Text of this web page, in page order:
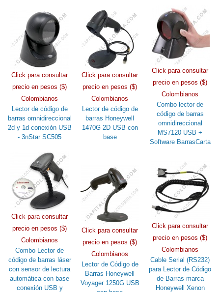
Click para consultar
precio en pesos ($)
Colombianos
Lector de código de
barras omnidireccional
2d y 1d conexión USB
- 3nStar SC505
Click para consultar
precio en pesos ($)
Colombianos
Lector de código de
barras Honeywell
1470G 2D USB con
base
Click para consultar
precio en pesos ($)
Colombianos
Combo lector de
código de barras
omnidireccional
MS7120 USB +
Software BarrasCarta
Click para consultar
precio en pesos ($)
Colombianos
Combo Lector de
código de barras láser
con sensor de lectura
automática con base
conexión USB y
Click para consultar
precio en pesos ($)
Colombianos
Lector de Código de
Barras Honeywell
Voyager 1250G USB
Click para consultar
precio en pesos ($)
Colombianos
Cable Serial (RS232)
para Lector de Código
de Barras marca
Honeywell Xenon